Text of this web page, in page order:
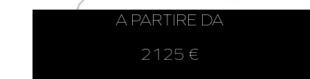
A PARTIRE DA
2125 €